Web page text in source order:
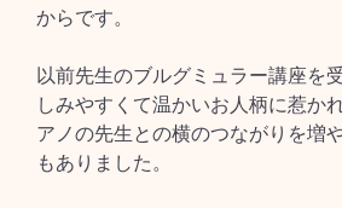
からです。
以前先生のブルグミュラー講座を
しみやすくて温かいお人柄に惹か
アノの先生との横のつながりを増
もありました。